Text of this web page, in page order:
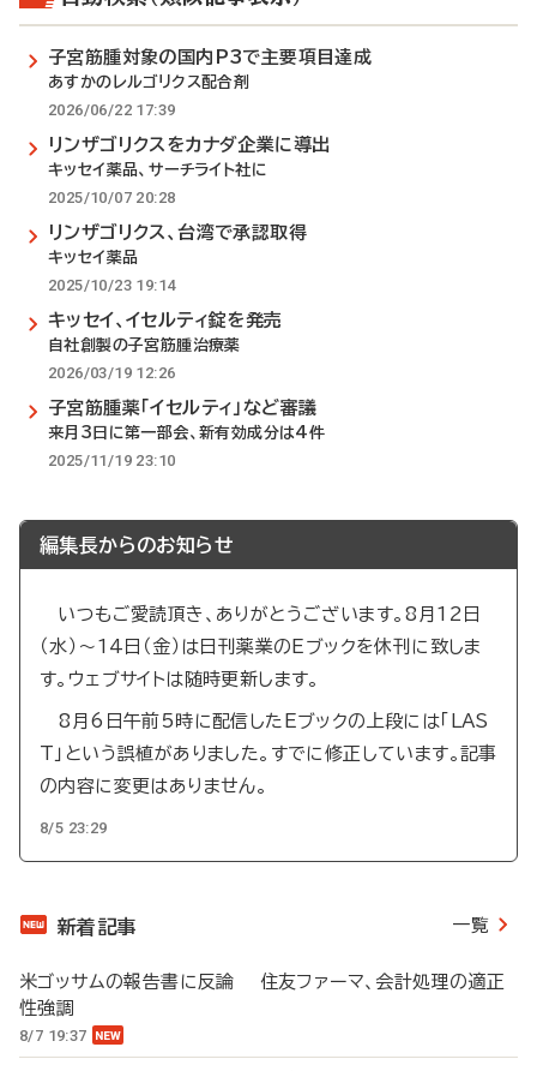
子宮筋腫対象の国内P3で主要項目達成
あすかのレルゴリクス配合剤
2026/06/22 17:39
リンザゴリクスをカナダ企業に導出
キッセイ薬品、サーチライト社に
2025/10/07 20:28
リンザゴリクス、台湾で承認取得
キッセイ薬品
2025/10/23 19:14
キッセイ、イセルティ錠を発売
自社創製の子宮筋腫治療薬
2026/03/19 12:26
子宮筋腫薬「イセルティ」など審議
来月3日に第一部会、新有効成分は4件
2025/11/19 23:10
編集長からのお知らせ
いつもご愛読頂き、ありがとうございます。8月12日
（水）～14日（金）は日刊薬業のEブックを休刊に致しま
す。ウェブサイトは随時更新します。
8月6日午前5時に配信したEブックの上段には「LAS
T」という誤植がありました。すでに修正しています。記事
の内容に変更はありません。
8/5 23:29
新着記事 一覧
米ゴッサムの報告書に反論 住友ファーマ、会計処理の適正
性強調
8/7 19:37